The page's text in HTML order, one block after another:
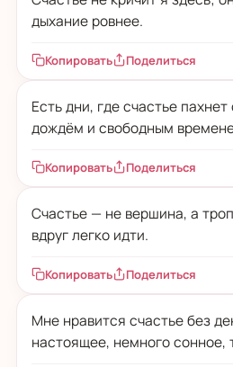
дыхание ровнее.
Копировать Поделиться
Есть дни, где счастье
дождём и свободным
Копировать Поделиться
Счастье — не вершина, а
вдруг легко идти.
Копировать Поделиться
Мне нравится счастье без
настоящее, немного сонное,